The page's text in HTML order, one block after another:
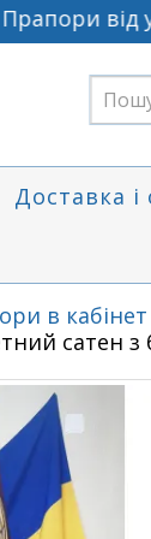
від
Доставка і
в кабінет
сатен